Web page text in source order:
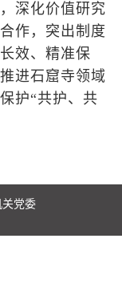
深化价值研究
作，突出制度
效、精准保
进石窟寺领域
护“共护、共
党委